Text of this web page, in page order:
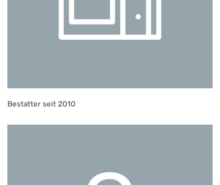
Bestatter seit 2010